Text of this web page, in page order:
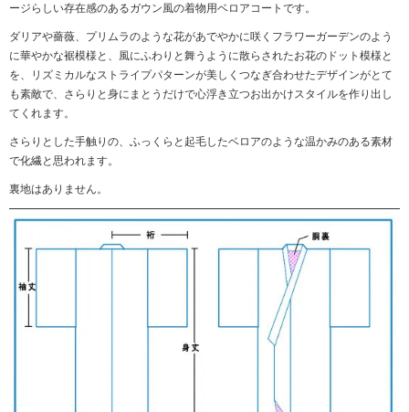
ージらしい存在感のあるガウン風の着物用ベロアコートです。
ダリアや薔薇、プリムラのような花があでやかに咲くフラワーガーデンのよう
に華やかな裾模様と、風にふわりと舞うように散らされたお花のドット模様と
を、リズミカルなストライプパターンが美しくつなぎ合わせたデザインがとて
も素敵で、さらりと身にまとうだけで心浮き立つお出かけスタイルを作り出し
てくれます。
さらりとした手触りの、ふっくらと起毛したベロアのような温かみのある素材
で化繊と思われます。
裏地はありません。